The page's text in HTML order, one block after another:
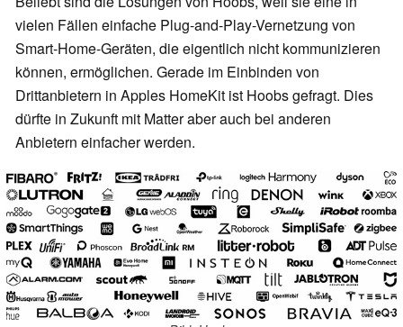
vielen Fällen einfache Plug-and-Play-Vernetzung von
Smart-Home-Geräten, die eigentlich nicht kommunizieren
können, ermöglichen. Gerade im Einbinden von
Drittanbietern in Apples HomeKit ist Hoobs gefragt. Dies
dürfte in Zukunft mit Matter aber auch bei anderen
Anbietern einfacher werden.